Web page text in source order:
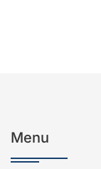
Menu